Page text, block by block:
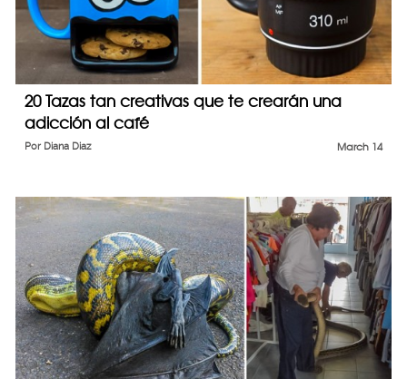
20 Tazas tan creativas que te crearán una
adicción al café
March 14
Por Diana Diaz